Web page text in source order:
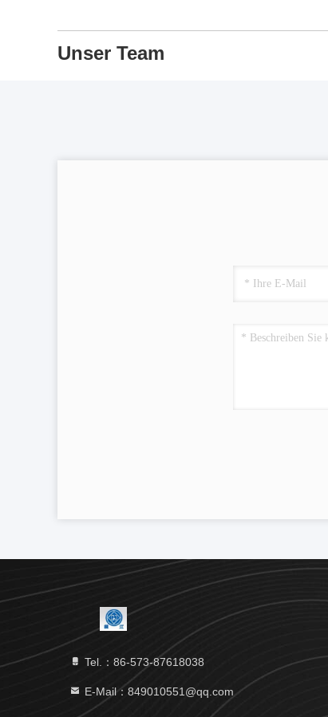
Unser Team
Tel.：86-573-87618038
E-Mail：849010551@qq.com